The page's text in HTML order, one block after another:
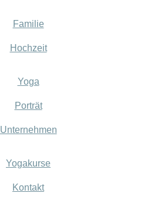
Familie
Hochzeit
Yoga
Porträt
Unternehmen
Yogakurse
Kontakt